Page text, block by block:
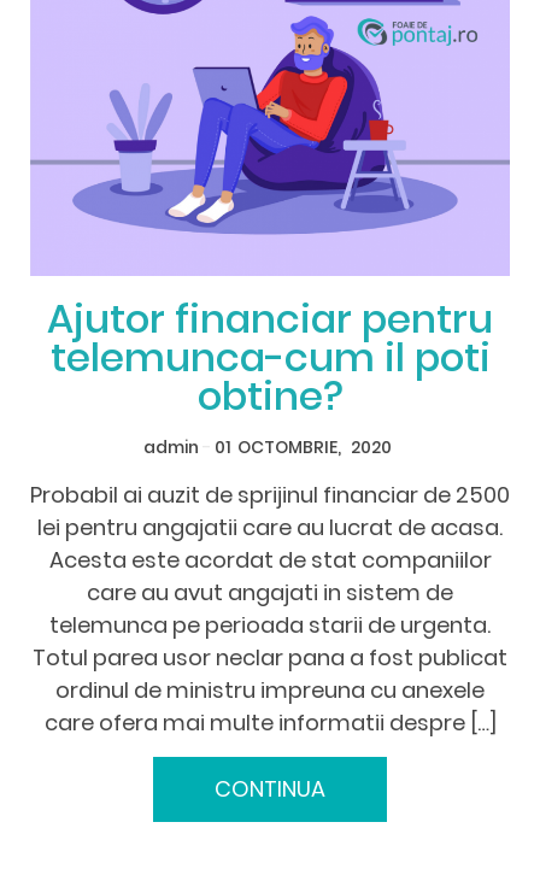
Ajutor financiar pentru
telemunca-cum il poti
obtine?
admin 01 OCTOMBRIE, 2020
Probabil ai auzit de sprijinul financiar de 2500
lei pentru angajatii care au lucrat de acasa.
Acesta este acordat de stat companiilor
care au avut angajati in sistem de
telemunca pe perioada starii de urgenta.
Totul parea usor neclar pana a fost publicat
ordinul de ministru impreuna cu anexele
care ofera mai multe informatii despre […]
CONTINUA